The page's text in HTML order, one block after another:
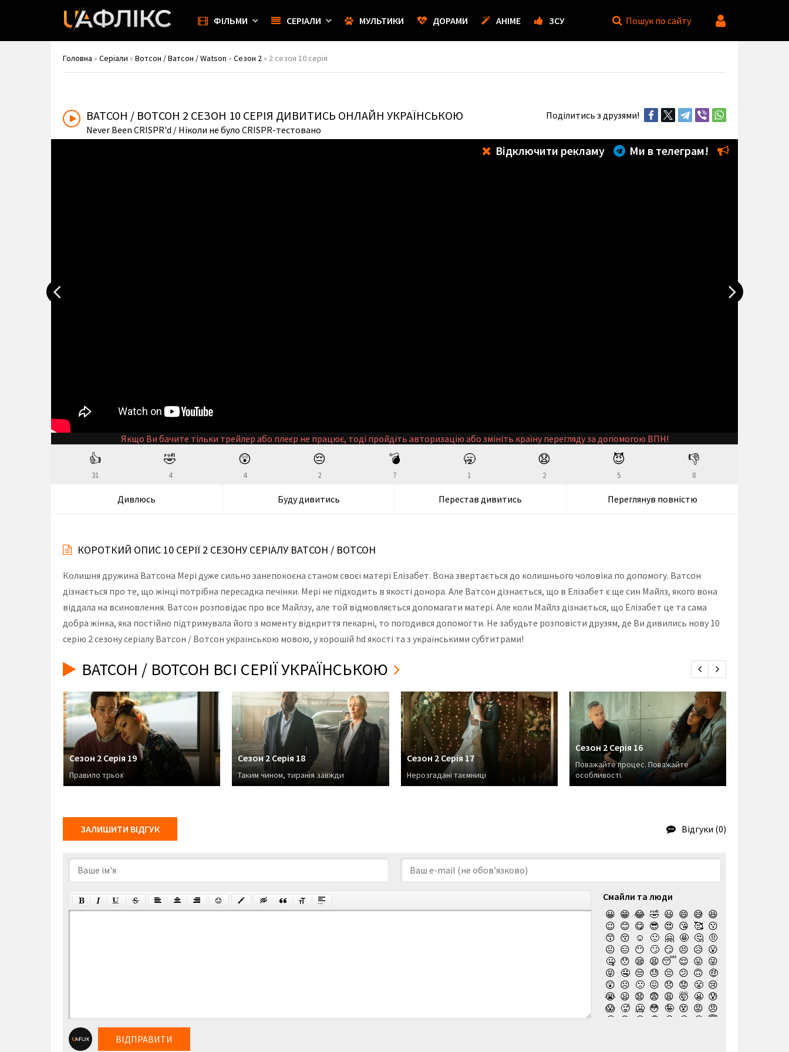
ФІЛЬМИ СЕРІАЛИ МУЛЬТИКИ ДОРАМИ АНІМЕ ЗСУ Пошук по сайту
Головна » Серіали » Вотсон / Ватсон / Watson » Сезон 2 » 2 сезон 10 серія
Поділитись з друзями!
ВАТСОН / ВОТСОН 2 СЕЗОН 10 СЕРІЯ ДИВИТИСЬ ОНЛАЙН УКРАЇНСЬКОЮ
Never Been CRISPR'd / Ніколи не було CRISPR-тестовано
Відключити рекламу Ми в телеграм!
Якщо Ви бачите тільки трейлер або плеєр не працює, тоді пройдіть авторизацію або змініть країну перегляду за допомогою ВПН!
👍
31
🤣
4
😲
4
😔
2
💣
7
🥱
1
😧
2
😈
5
👎
8
Дивлюсь Буду дивитись Перестав дивитись Переглянув повністю
КОРОТКИЙ ОПИС 10 СЕРІЇ 2 СЕЗОНУ СЕРІАЛУ ВАТСОН / ВОТСОН
Колишня дружина Ватсона Мері дуже сильно занепокоєна станом своєї матері Елізабет. Вона звертається до колишнього чоловіка по допомогу. Ватсон
дізнається про те, що жінці потрібна пересадка печінки. Мері не підходить в якості донора. Але Ватсон дізнається, що в Елізабет є ще син Майлз, якого вона
віддала на всиновлення. Ватсон розповідає про все Майлзу, але той відмовляється допомагати матері. Але коли Майлз дізнається, що Елізабет це та сама
добра жінка, яка постійно підтримувала його з моменту відкриття пекарні, то погодився допомогти. Не забудьте розповісти друзям, де Ви дивились нову 10
серію 2 сезону серіалу Ватсон / Вотсон українською мовою, у хорошій hd якості та з українськими субтитрами!
ВАТСОН / ВОТСОН ВСІ СЕРІЇ УКРАЇНСЬКОЮ
Сезон 2 Серія 19
Правило трьох
Сезон 2 Серія 18
Таким чином, тиранія завжди
Сезон 2 Серія 17
Нерозгадані таємниці
Сезон 2 Серія 16
Поважайте процес. Поважайте
особливості.
ЗАЛИШИТИ ВІДГУК Відгуки (0)
Смайли та люди
😀 😁 😂 🤣 😃 😄 😅 😆
😉 😊 😋 😎 😍 😘 🥰 😗
😙 😚 ☺️ 🙂 🤗 🤩 🤔 🤨
😐 😑 😶 🙄 😏 😣 😥 😮
🤐 😯 😪 😫 😴 😌 😛 😜
😝 🤤 😒 😓 😔 😕 🙃 🤑
😲 ☹️ 🙁 😖 😞 😟 😤 😢
😭 😦 😧 😨 😩 🤯 😬 😰
😱 🥵 🥶 😳 🤪 😵 😡 😠
🤬
😷 🤒 🤕 🤢 🤮 🤧 😇
ВІДПРАВИТИ